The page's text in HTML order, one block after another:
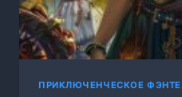
ПРИКЛЮЧЕНЧЕСКОЕ